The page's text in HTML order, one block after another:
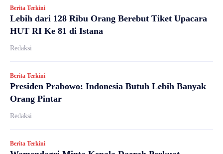
Berita Terkini
Lebih dari 128 Ribu Orang Berebut Tiket Upacara
HUT RI Ke 81 di Istana
Redaksi
Berita Terkini
Presiden Prabowo: Indonesia Butuh Lebih Banyak
Orang Pintar
Redaksi
Berita Terkini